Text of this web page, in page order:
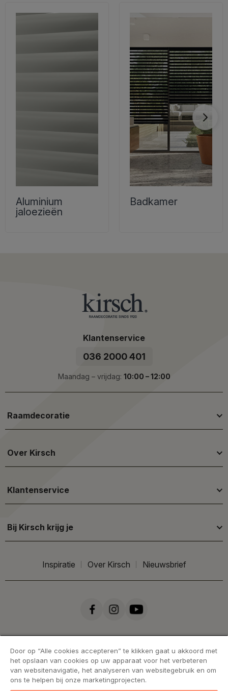
Aluminium
jaloezieën
Badkamer
Klantenservice
036 2000 401
Maandag – vrijdag: 10:00 – 12:00
Raamdecoratie
Over Kirsch
Klantenservice
Bij Kirsch krijg je
Inspiratie Over Kirsch Nieuwsbrief
Door op “Alle cookies accepteren” te klikken gaat u akkoord met
het opslaan van cookies op uw apparaat voor het verbeteren
van websitenavigatie, het analyseren van websitegebruik en om
ons te helpen bij onze marketingprojecten.